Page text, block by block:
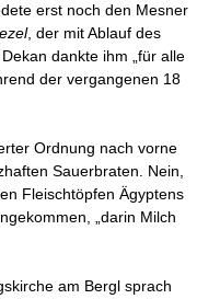
erst noch den Mesner
, der mit Ablauf des
dankte ihm „für alle
der vergangenen 18
Ordnung nach vorne
Sauerbraten. Nein,
Fleischtöpfen Ägyptens
„darin Milch
am Bergl sprach